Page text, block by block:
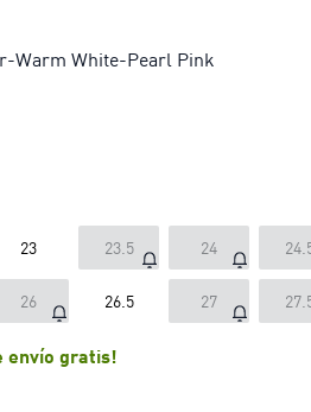
Warm White-Pearl Pink
23 23.5 24
26 26.5 27
envío gratis!